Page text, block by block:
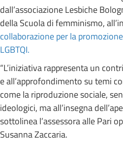
dall’associazione Lesbiche
della Scuola di femminismo,
collaborazione per la
LGBTQI.
“L’iniziativa rappresenta un
e all’approfondimento su temi
come la riproduzione sociale,
ideologici, ma all’insegna
sottolinea l’assessora alle Pari
Susanna Zaccaria.